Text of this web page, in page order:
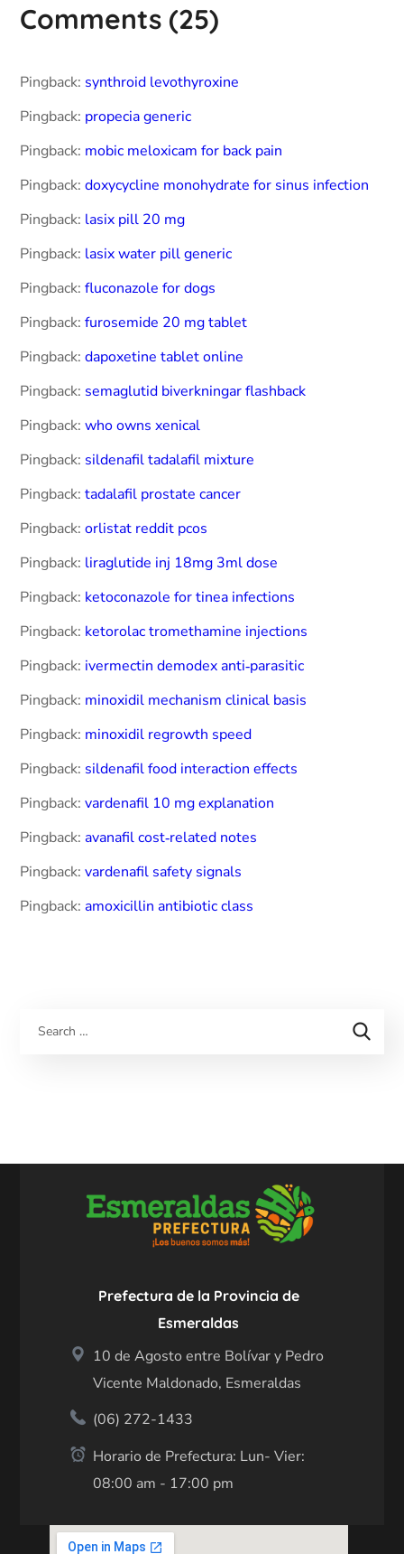
Comments (25)
Pingback: synthroid levothyroxine
Pingback: propecia generic
Pingback: mobic meloxicam for back pain
Pingback:doxycycline monohydrate for sinus infection
Pingback: lasix pill 20 mg
Pingback: lasix water pill generic
Pingback:fluconazole for dogs
Pingback:furosemide 20 mg tablet
Pingback:dapoxetine tablet online
Pingback: semaglutid biverkningar flashback
Pingback:who owns xenical
Pingback: sildenafil tadalafil mixture
Pingback:tadalafil prostate cancer
Pingback:orlistat reddit pcos
Pingback: liraglutide inj 18mg 3ml dose
Pingback: ketoconazole for tinea infections
Pingback: ketorolac tromethamine injections
Pingback: ivermectin demodex anti‑parasitic
Pingback: minoxidil mechanism clinical basis
Pingback: minoxidil regrowth speed
Pingback: sildenafil food interaction effects
Pingback:vardenafil 10 mg explanation
Pingback:avanafil cost‑related notes
Pingback:vardenafil safety signals
Pingback:amoxicillin antibiotic class
Prefectura de la Provincia de
Esmeraldas
10 de Agosto entre Bolívar y Pedro
Vicente Maldonado, Esmeraldas
(06) 272-1433
Horario de Prefectura: Lun- Vier:
08:00 am - 17:00 pm